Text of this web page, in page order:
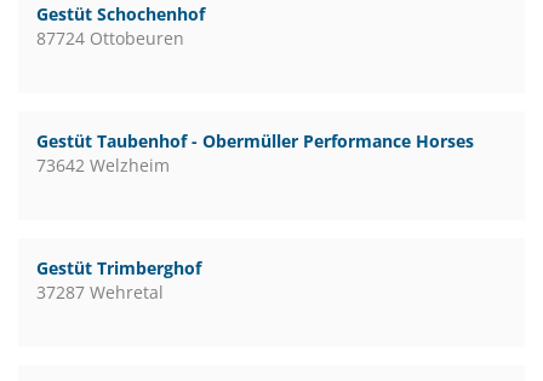
Gestüt Schochenhof
87724 Ottobeuren
Gestüt Taubenhof - Obermüller Performance Horses
73642 Welzheim
Gestüt Trimberghof
37287 Wehretal